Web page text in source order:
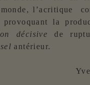
l’acritique
provoquant la
décisive de
antérieur.